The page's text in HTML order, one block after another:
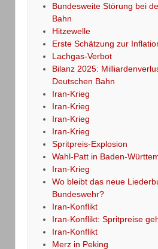
Bundesweite Störung bei
Bahn
Hitzewelle
Erste Schätzung zur
Lachgas-Verbot
Bilanz 2025:
Deutschen Bahn
Iran-Krieg
Iran-Krieg
Iran-Krieg
Iran-Krieg
Spritpreis-Explosion
Wahl-Patt in Baden-
Iran-Krieg
Wo bleibt das neue
Bundeswehr?
Iran-Konflikt
Iran-Konflikt: Spritpreise
Iran-Konflikt
Merz in Peking